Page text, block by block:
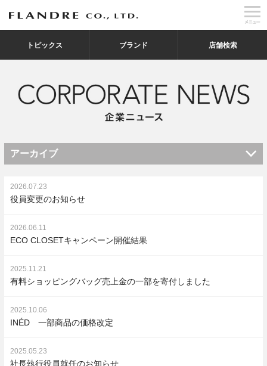
トピックス ブランド 店舗検索
アーカイブ
2026.07.23
役員変更のお知らせ
2026.06.11
ECO CLOSETキャンペーン開催結果
2025.11.21
有料ショッピングバッグ売上金の一部を寄付しました
2025.10.06
INÉD 一部商品の価格改定
2025.05.23
社長執行役員就任のお知らせ